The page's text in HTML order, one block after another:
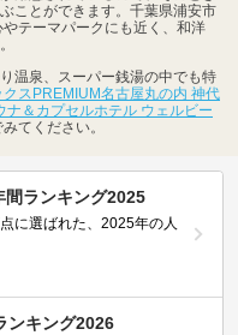
ことができます。千葉県浦安市
やテーマパークにも近く、和洋
温泉、スーパー銭湯の中でも特
スPREMIUM名古屋丸の内 神代
ナ＆カプセルホテル ウェルビー
てください。
間ランキング2025
に選ばれた、2025年の人
ンキング2026